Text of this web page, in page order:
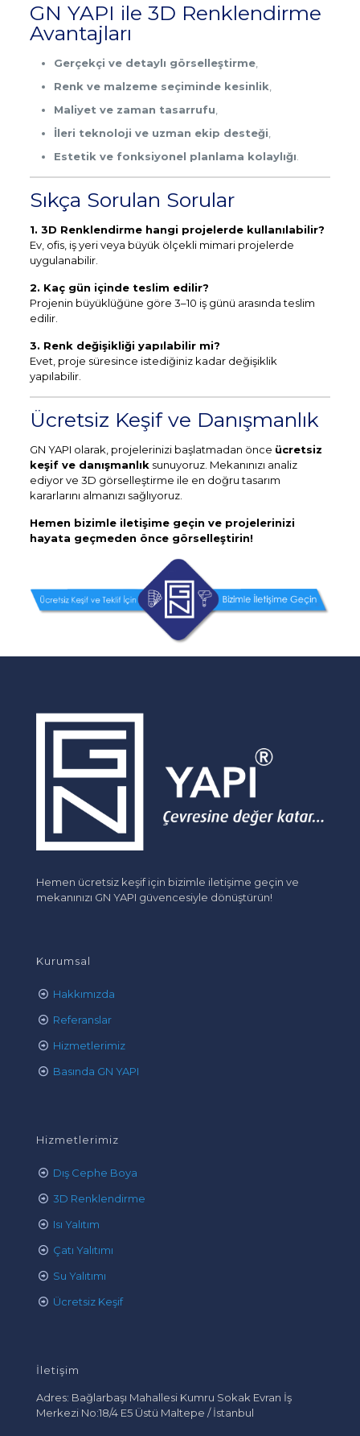
GN YAPI ile 3D Renklendirme
Avantajları
Gerçekçi ve detaylı görselleştirme,
Renk ve malzeme seçiminde kesinlik
Maliyet ve zaman tasarrufu
İleri teknoloji ve uzman ekip desteği
Estetik ve fonksiyonel planlama kolaylığı
Sıkça Sorulan Sorular
1. 3D Renklendirme hangi projelerde kullanılabilir?
Ev, ofis, iş yeri veya büyük ölçekli mimari projelerde
uygulanabilir.
2. Kaç gün içinde teslim edilir?
Projenin büyüklüğüne göre 3–10 iş günü arasında teslim
edilir.
3. Renk değişikliği yapılabilir mi?
Evet, proje süresince istediğiniz kadar değişiklik
yapılabilir.
Ücretsiz Keşif ve Danışmanlık
GN YAPI olarak, projelerinizi başlatmadan önce ücretsiz
keşif ve danışmanlık sunuyoruz. Mekanınızı analiz
ediyor ve 3D görselleştirme ile en doğru tasarım
kararlarını almanızı sağlıyoruz.
Hemen bizimle iletişime geçin ve projelerinizi
hayata geçmeden önce görselleştirin!
Hemen ücretsiz keşif için bizimle iletişime geçin ve
mekanınızı GN YAPI güvencesiyle dönüştürün!
Kurumsal
Hakkımızda
Referanslar
Hizmetlerimiz
Basında GN YAPI
Hizmetlerimiz
Dış Cephe Boya
3D Renklendirme
Isı Yalıtım
Çatı Yalıtımı
Su Yalıtımı
Ücretsiz Keşif
İletişim
Adres: Bağlarbaşı Mahallesi Kumru Sokak Evran İş
Merkezi No:18/4 E5 Üstü Maltepe / İstanbul